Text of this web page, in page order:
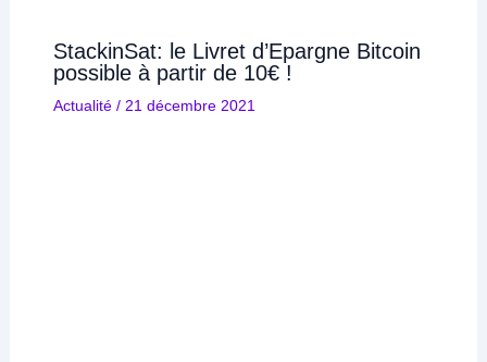
StackinSat: le Livret d’Epargne Bitcoin
possible à partir de 10€ !
Actualité/ 21 décembre 2021